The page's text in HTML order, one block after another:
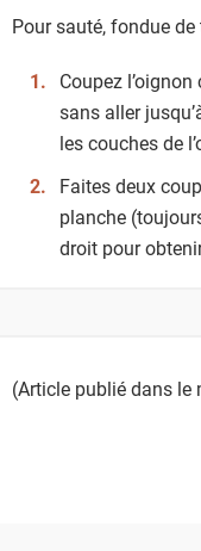
Pour sauté, fondue
Coupez
sans aller
les couches de
Faites deux
planche
droit pour
(Article publié dans le